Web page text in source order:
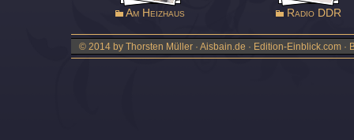
Am Heizhaus Radio DDR
© 2014 by Thorsten Müller · Aisbain.de · Edition-Einblick.com ·